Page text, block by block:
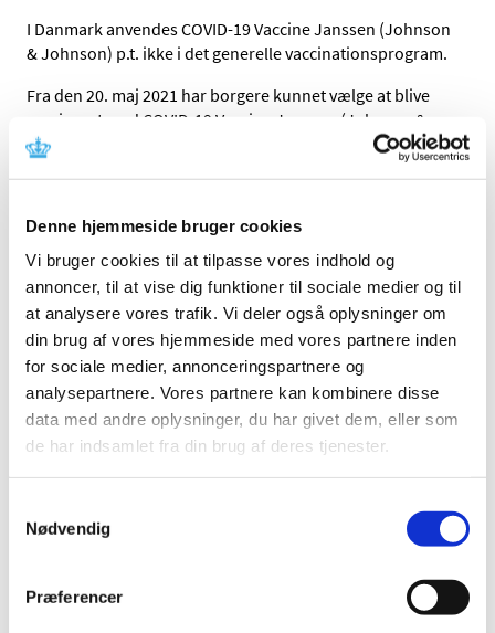
Denne hjemmeside bruger cookies
Vi bruger cookies til at tilpasse vores indhold og
annoncer, til at vise dig funktioner til sociale medier og til
at analysere vores trafik. Vi deler også oplysninger om
din brug af vores hjemmeside med vores partnere inden
for sociale medier, annonceringspartnere og
analysepartnere. Vores partnere kan kombinere disse
data med andre oplysninger, du har givet dem, eller som
de har indsamlet fra din brug af deres tjenester.
Nødvendig
Præferencer
I Danmark anvendes COVID-19 Vaccine Janssen (Johnson
& Johnson) p.t. ikke i det generelle vaccinationsprogram.
Fra den 20. maj 2021 har borgere kunnet vælge at blive
vaccineret med COVID-19 Vaccine Janssen (Johnson &
Johnson) som en del af tilvalgsordningen.
Lægemiddelstyrelsen overvåger vaccinen på samme
vaccinationsprogram. Alle COVID-19-vacciner overvåges
desuden af lægemiddelmyndigheder over hele verden.
Du kan læse mere om det generelle vaccinationsprogram
og den frivillige tilvalgsordning iSundhedsstyrelsens
vejledning om vaccination mod COVID-19.
overvågning af COVID-19 vacciner:
Nyhed på lmst.dk fra 10. juni:
Status på behandlede
indberetninger om formodede bivirkninger ved COVID-